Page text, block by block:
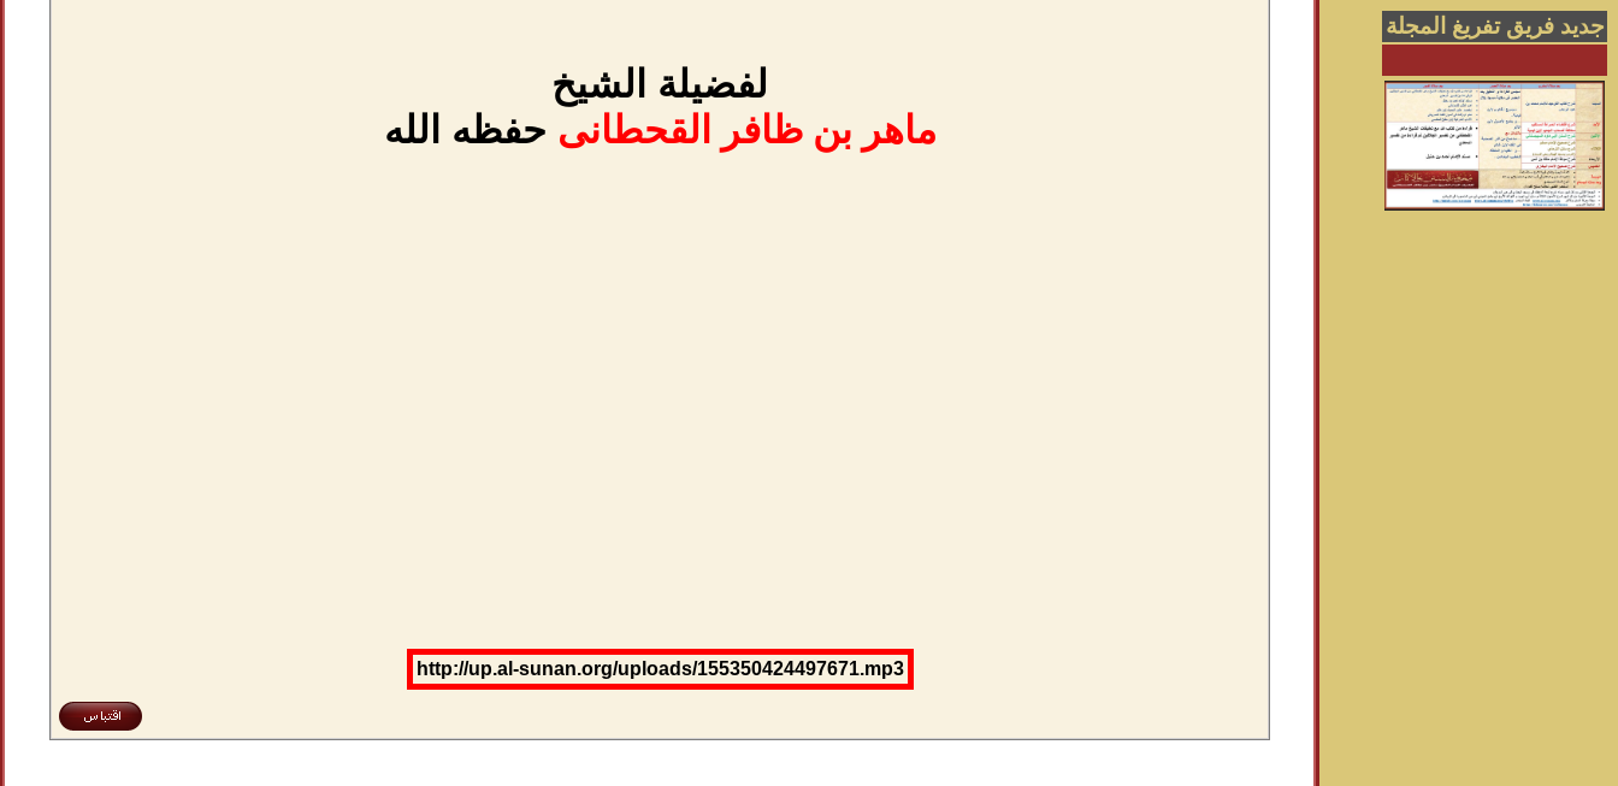
جديد فريق تفريغ المجلة
لفضيلة الشيخ
ماهر بن ظافر القحطانى حفظه الله
http://up.al-sunan.org/uploads/155350424497671.mp3